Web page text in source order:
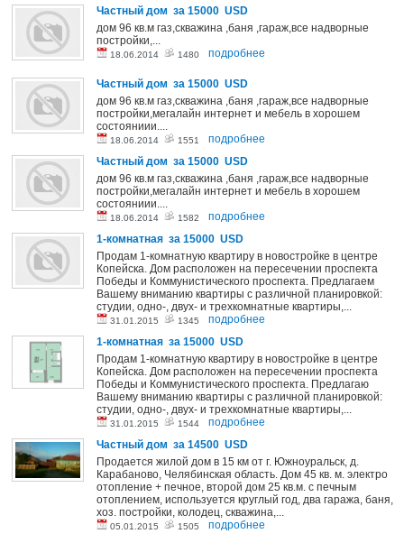
Частный дом за 15000 USD
дом 96 кв.м газ,скважина ,баня ,гараж,все надворные
постройки,...
18.06.2014 1480 подробнее
Частный дом за 15000 USD
дом 96 кв.м газ,скважина ,баня ,гараж,все надворные
постройки,мегалайн интернет и мебель в хорошем
состояниии....
18.06.2014 1551
подробнее
Частный дом за 15000 USD
дом 96 кв.м газ,скважина ,баня ,гараж,все надворные
постройки,мегалайн интернет и мебель в хорошем
состояниии....
18.06.2014 1582
подробнее
1-комнатная за 15000 USD
Продам 1-комнатную квартиру в новостройке в центре
Копейска. Дом расположен на пересечении проспекта
Победы и Коммунистического проспекта. Предлагаем
Вашему вниманию квартиры с различной планировкой:
студии, одно-, двух- и трехкомнатные квартиры,...
31.01.2015 1345
подробнее
1-комнатная за 15000 USD
Продам 1-комнатную квартиру в новостройке в центре
Копейска. Дом расположен на пересечении проспекта
Победы и Коммунистического проспекта. Предлагаю
Вашему вниманию квартиры с различной планировкой:
студии, одно-, двух- и трехкомнатные квартиры,...
31.01.2015 1544
подробнее
Частный дом за 14500 USD
Продается жилой дом в 15 км от г. Южноуральск, д.
Карабаново, Челябинская область. Дом 45 кв. м. электро
отопление + печное, второй дом 25 кв.м. с печным
отоплением, используется круглый год, два гаража, баня,
хоз. постройки, колодец, скважина,...
05.01.2015 1505 подробнее